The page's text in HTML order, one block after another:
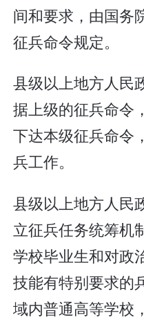
间和要求，由国务
征兵命令规定。
县级以上地方人民
据上级的征兵命令
下达本级征兵命令
兵工作。
县级以上地方人民
立征兵任务统筹机
学校毕业生和对政
技能有特别要求的
域内普通高等学校